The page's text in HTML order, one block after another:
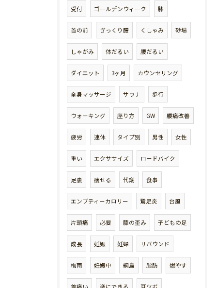
受付 ゴールデンウィーク 膝
首の前 ぎっくり腰 くしゃみ 砂場
しゃがみ 体だるい 腰だるい
ダイエット 3ヶ月 カウンセリング
全身マッサージ サウナ 歩行
ウォーキング 座り方 GW 腰痛改善
疲労 連休 タイプ別 男性 女性
重い エクササイズ ロードバイク
足裏 痩せる 代謝 食事
エンプティーカロリー 鵞足炎 台風
片頭痛 必要 膝の歪み 子どもの足
成長 妊娠 妊婦 リバウンド
梅雨 妊娠中 綱島 脂肪 燃やす